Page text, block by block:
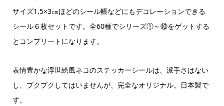
サイズ1.5×3㎝ほどのシール帳などにもデコレーションできる
シール６枚セットです。全60種でシリーズ①～⑩をゲットする
とコンプリートになります。
表情豊かな浮世絵風ネコのステッカーシールは、派手さはない
し、プクプクしてはいませんが、完全なオリジナル。日本製で
す。